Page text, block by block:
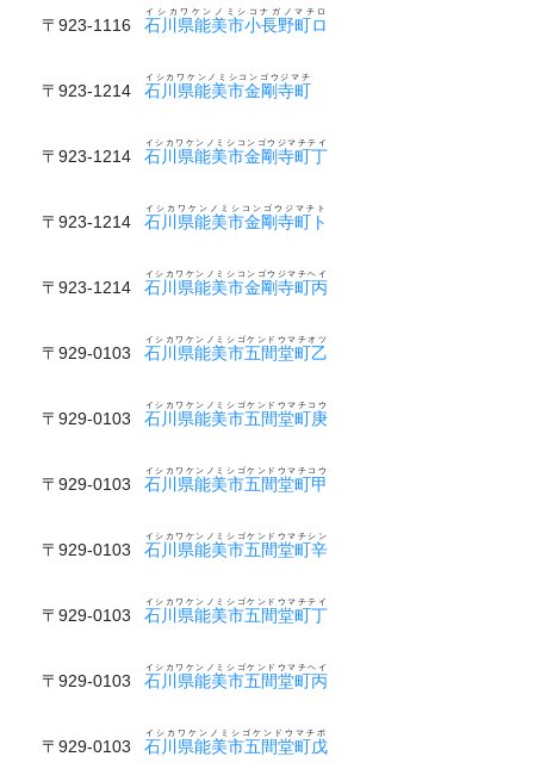
〒923-1116 石川県能美市小長野町ロ
イシカワケンノミシコナガノマチロ
〒923-1214 石川県能美市金剛寺町
イシカワケンノミシコンゴウジマチ
〒923-1214 石川県能美市金剛寺町丁
イシカワケンノミシコンゴウジマチテイ
〒923-1214 石川県能美市金剛寺町ト
イシカワケンノミシコンゴウジマチト
〒923-1214 石川県能美市金剛寺町丙
イシカワケンノミシコンゴウジマチヘイ
〒929-0103 石川県能美市五間堂町乙
イシカワケンノミシゴケンドウマチオツ
〒929-0103 石川県能美市五間堂町庚
イシカワケンノミシゴケンドウマチコウ
〒929-0103 石川県能美市五間堂町甲
イシカワケンノミシゴケンドウマチコウ
〒929-0103 石川県能美市五間堂町辛
イシカワケンノミシゴケンドウマチシン
〒929-0103 石川県能美市五間堂町丁
イシカワケンノミシゴケンドウマチテイ
〒929-0103 石川県能美市五間堂町丙
イシカワケンノミシゴケンドウマチヘイ
〒929-0103 石川県能美市五間堂町戊
イシカワケンノミシゴケンドウマチボ